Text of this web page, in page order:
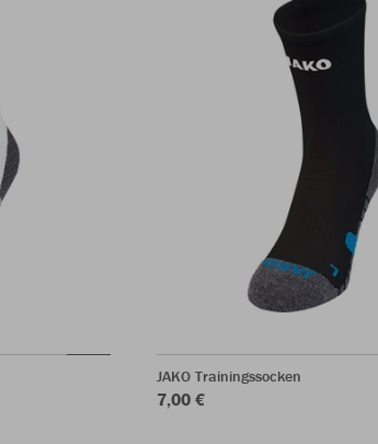
JAKO Trainingssocken
7,00 €